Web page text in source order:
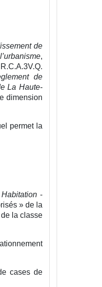
de
,
de
La Haute-
dimension
permet la
Habitation -
» de la
la classe
cases de